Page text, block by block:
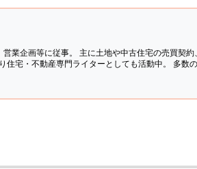
業企画等に従事。 主に土地や中古住宅の売買契約
宅・不動産専門ライターとしても活動中。 多数